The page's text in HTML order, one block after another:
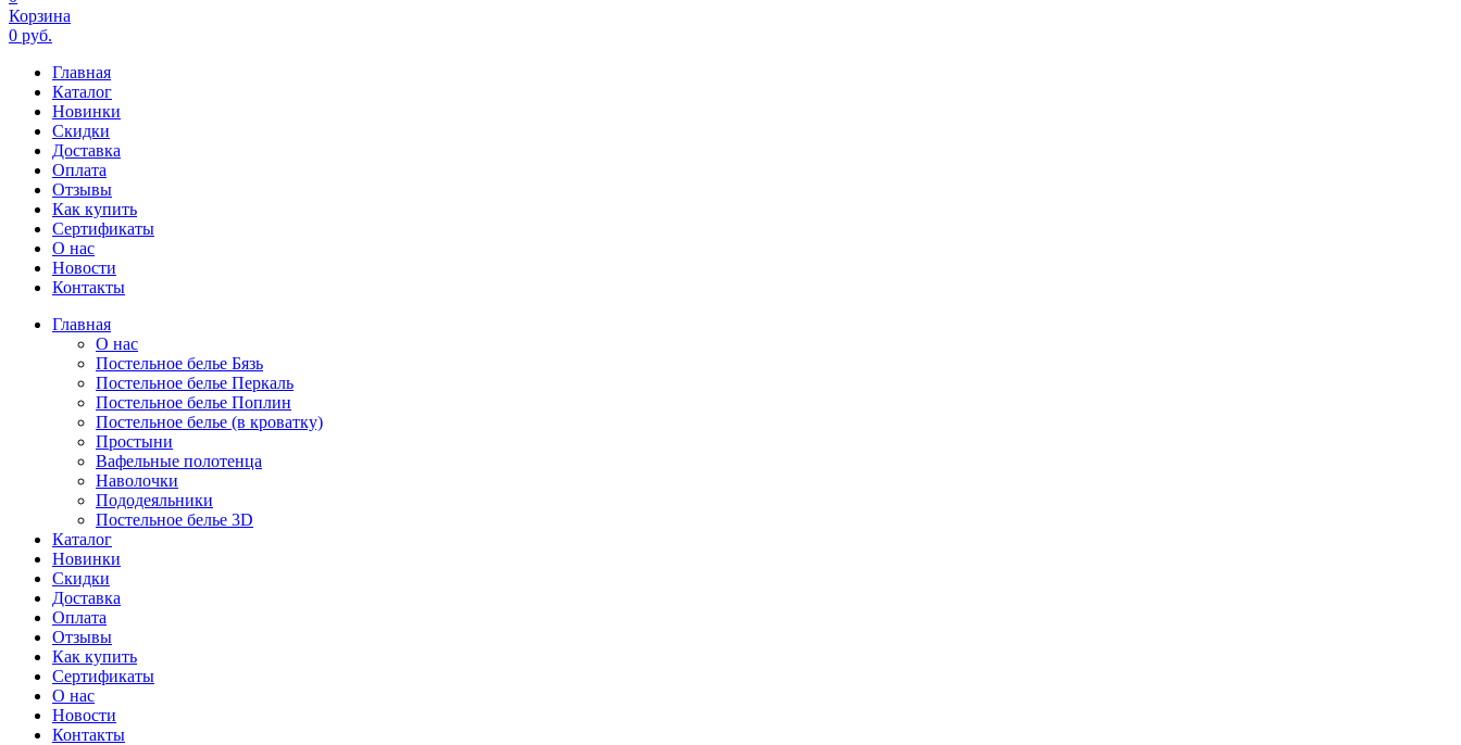
Корзина
0 руб.
Главная
Каталог
Новинки
Скидки
Доставка
Оплата
Отзывы
Как купить
Сертификаты
О нас
Новости
Контакты
Главная
О нас
Постельное белье Бязь
Постельное белье Перкаль
Постельное белье Поплин
Постельное белье (в кроватку)
Простыни
Вафельные полотенца
Наволочки
Пододеяльники
Постельное белье 3D
Каталог
Новинки
Скидки
Доставка
Оплата
Отзывы
Как купить
Сертификаты
О нас
Новости
Контакты